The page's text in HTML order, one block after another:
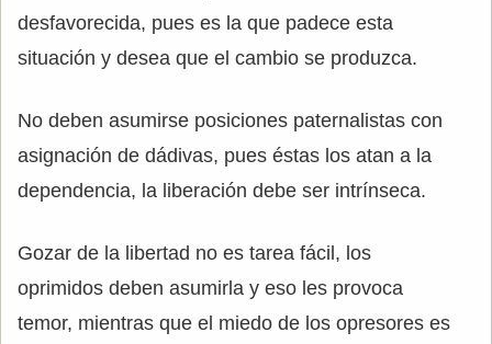
desfavorecida, pues es la que padece esta
situación y desea que el cambio se produzca.
No deben asumirse posiciones paternalistas con
asignación de dádivas, pues éstas los atan a la
dependencia, la liberación debe ser intrínseca.
Gozar de la libertad no es tarea fácil, los
oprimidos deben asumirla y eso les provoca
temor, mientras que el miedo de los opresores es